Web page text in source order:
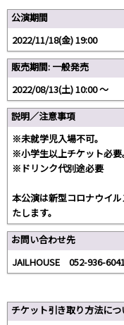
公演期間
2022/11/18(金) 19:00
販売期間: 一般発売
2022/08/13(土) 10:00 〜
説明／注意事項
※未就学児入場不可。
※小学生以上チケット必要
※ドリンク代別途必要
本公演は新型コロナウイ
たします。
お問い合わせ先
JAILHOUSE 052-936-
チケット引き取り方法につ